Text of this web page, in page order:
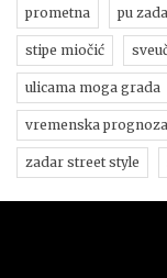
prometna pu
stipe miočić
ulicama moga grada
vremenska prognoza
zadar street style